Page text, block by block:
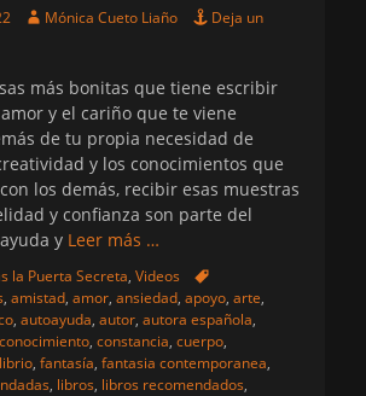
AutorMónica Cueto Liaño
Deja un
más bonitas que tiene escribir
y el cariño que te viene
de tu propia necesidad de
y los conocimientos que
los demás, recibir esas muestras
y confianza son parte del
y Leer más …
la Puerta Secreta, Videos
Etiquetas
, amistad, amor, ansiedad, apoyo, arte,
, autoayuda, autor, autora española,
conocimiento, constancia, cuerpo,
, fantasía, fantasia contemporanea,
, libros, libros recomendados,